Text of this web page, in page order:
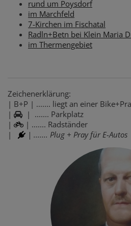
rund um Poysdorf
im Marchfeld
7-Kirchen im Fischatal
Radln+Betn bei Klein Maria
im Thermengebiet
Zeichenerklärung:
| B+P | ....... liegt an einer
|
| ....... Parkplatz
|
| ....... Radständer
|
| ....... Plug + Pray für E-Autos